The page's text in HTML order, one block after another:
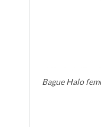
Bague Halo